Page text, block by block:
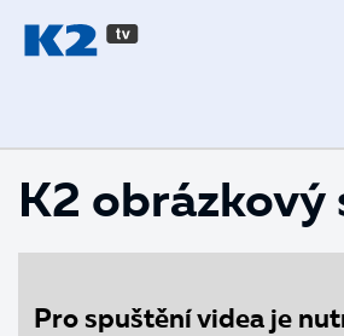
K2 obrázkový
Pro spuštění videa je